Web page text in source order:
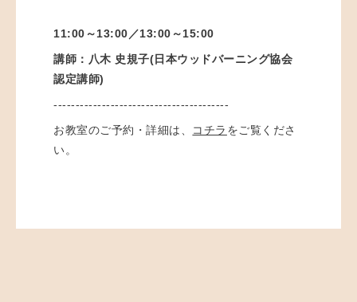
11:00～13:00／13:00～15:00
講師：八木 史規子(日本ウッドバーニング協会
認定講師)
----------------------------------------
お教室のご予約・詳細は、 コチラ をご覧くださ
い。